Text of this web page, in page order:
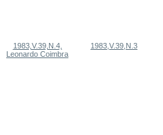
1983,V.39,N.4,
Leonardo Coimbra
1983,V.39,N.3